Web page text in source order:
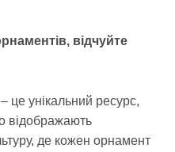
відчуйте
це унікальний ресурс,
відображають
де кожен орнамент